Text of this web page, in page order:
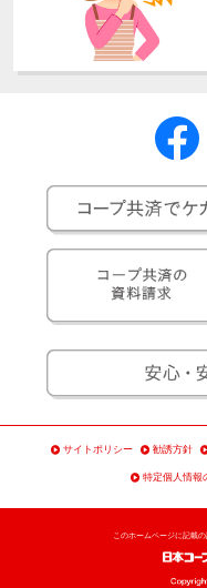
サイトポリシー 勧誘方針
特定個人情報
このホームページに記載